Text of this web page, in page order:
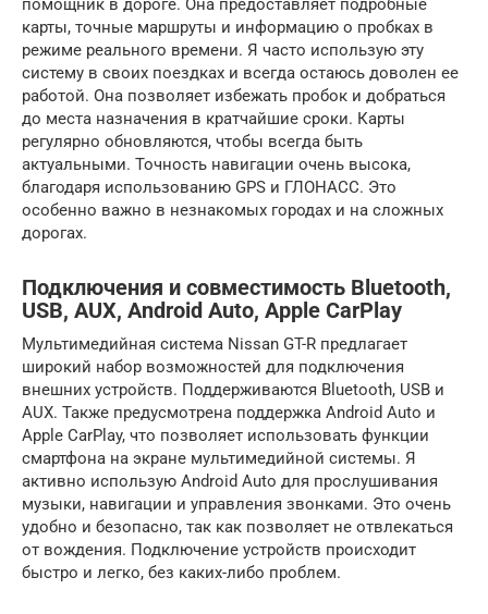
помощник в дороге. Она предоставляет подробные
карты, точные маршруты и информацию о пробках в
режиме реального времени. Я часто использую эту
систему в своих поездках и всегда остаюсь доволен ее
работой. Она позволяет избежать пробок и добраться
до места назначения в кратчайшие сроки. Карты
регулярно обновляются, чтобы всегда быть
актуальными. Точность навигации очень высока,
благодаря использованию GPS и ГЛОНАСС. Это
особенно важно в незнакомых городах и на сложных
дорогах.
Подключения и совместимость Bluetooth,
USB, AUX, Android Auto, Apple CarPlay
Мультимедийная система Nissan GT-R предлагает
широкий набор возможностей для подключения
внешних устройств. Поддерживаются Bluetooth, USB и
AUX. Также предусмотрена поддержка Android Auto и
Apple CarPlay, что позволяет использовать функции
смартфона на экране мультимедийной системы. Я
активно использую Android Auto для прослушивания
музыки, навигации и управления звонками. Это очень
удобно и безопасно, так как позволяет не отвлекаться
от вождения. Подключение устройств происходит
быстро и легко, без каких-либо проблем.